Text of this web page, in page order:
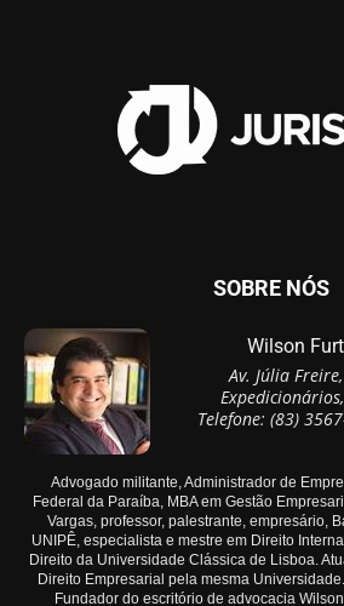
SOBRE NÓS
Wilson
Av. Júlia
Telefone: (83)
Advogado militante, Administrador de
Federal da Paraíba, MBA em Gestão
Vargas, professor, palestrante, empresário,
UNIPÊ, especialista e mestre em Direito
Direito da Universidade Clássica de Lisboa.
Direito Empresarial pela mesma
Fundador do escritório de advocacia